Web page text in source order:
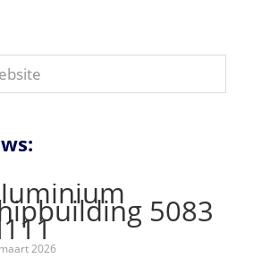
5083
2026